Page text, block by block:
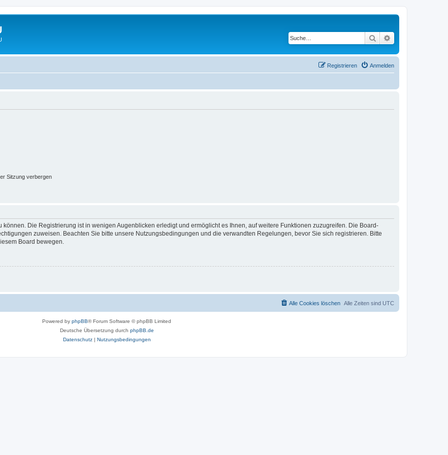
Suche
Anmelden
Registrieren
Sitzung verbergen
Die Registrierung ist in wenigen Augenblicken erledigt und ermöglicht es Ihnen, auf weitere Funktionen zuzugreifen. Die Board-
zuweisen. Beachten Sie bitte unsere Nutzungsbedingungen und die verwandten Regelungen, bevor Sie sich registrieren. Bitte
Board bewegen.
Alle Zeiten sind UTC
Alle Cookies löschen
Powered by phpBB® Forum Software © phpBB Limited
Deutsche Übersetzung durch phpBB.de
Datenschutz| Nutzungsbedingungen